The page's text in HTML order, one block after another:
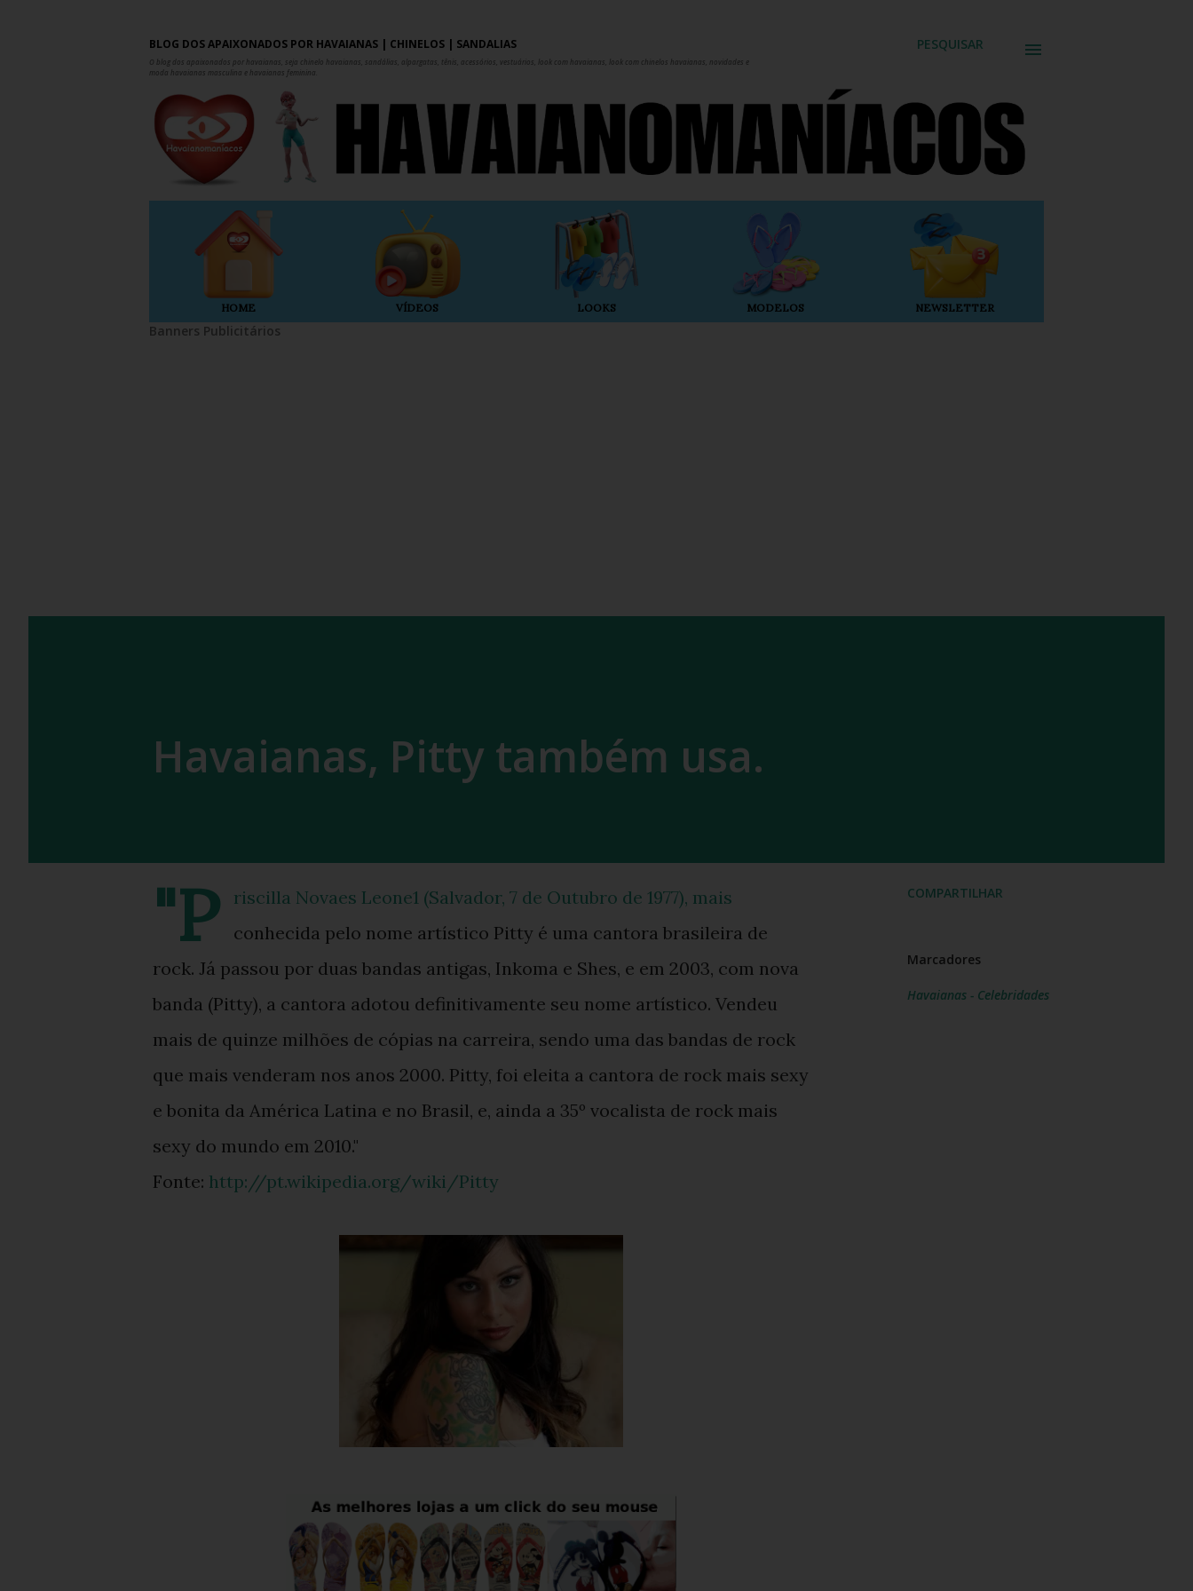
BLOG DOS APAIXONADOS POR HAVAIANAS | CHINELOS | SANDÁLIAS
O blog dos apaixonados por havaianas, seja chinelo havaianas, sandálias, alpargatas, tênis, acessórios, vestuários, look com havaianas, look com chinelos havaianas, novidades e
moda havaianas masculina e havaianas feminina.
PESQUISAR
HOME VÍDEOS LOOKS MODELOS NEWSLETTER
Banners Publicitários
Havaianas, Pitty também usa.
"P
riscilla Novaes Leone1 (Salvador, 7 de Outubro de 1977), mais
conhecida pelo nome artístico Pitty é uma cantora brasileira de
rock. Já passou por duas bandas antigas, Inkoma e Shes, e em 2003, com nova
banda (Pitty), a cantora adotou definitivamente seu nome artístico. Vendeu
mais de quinze milhões de cópias na carreira, sendo uma das bandas de rock
que mais venderam nos anos 2000. Pitty, foi eleita a cantora de rock mais sexy
e bonita da América Latina e no Brasil, e, ainda a 35º vocalista de rock mais
sexy do mundo em 2010."
Fonte: http://pt.wikipedia.org/wiki/Pitty
COMPARTILHAR
Marcadores
Havaianas - Celebridades